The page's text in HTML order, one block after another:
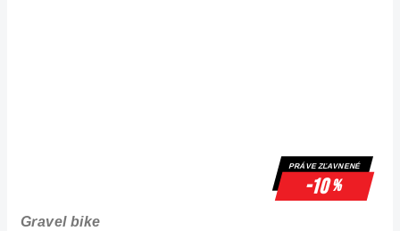
PRÁVE ZĽAVNENÉ
-10%
Gravel bike